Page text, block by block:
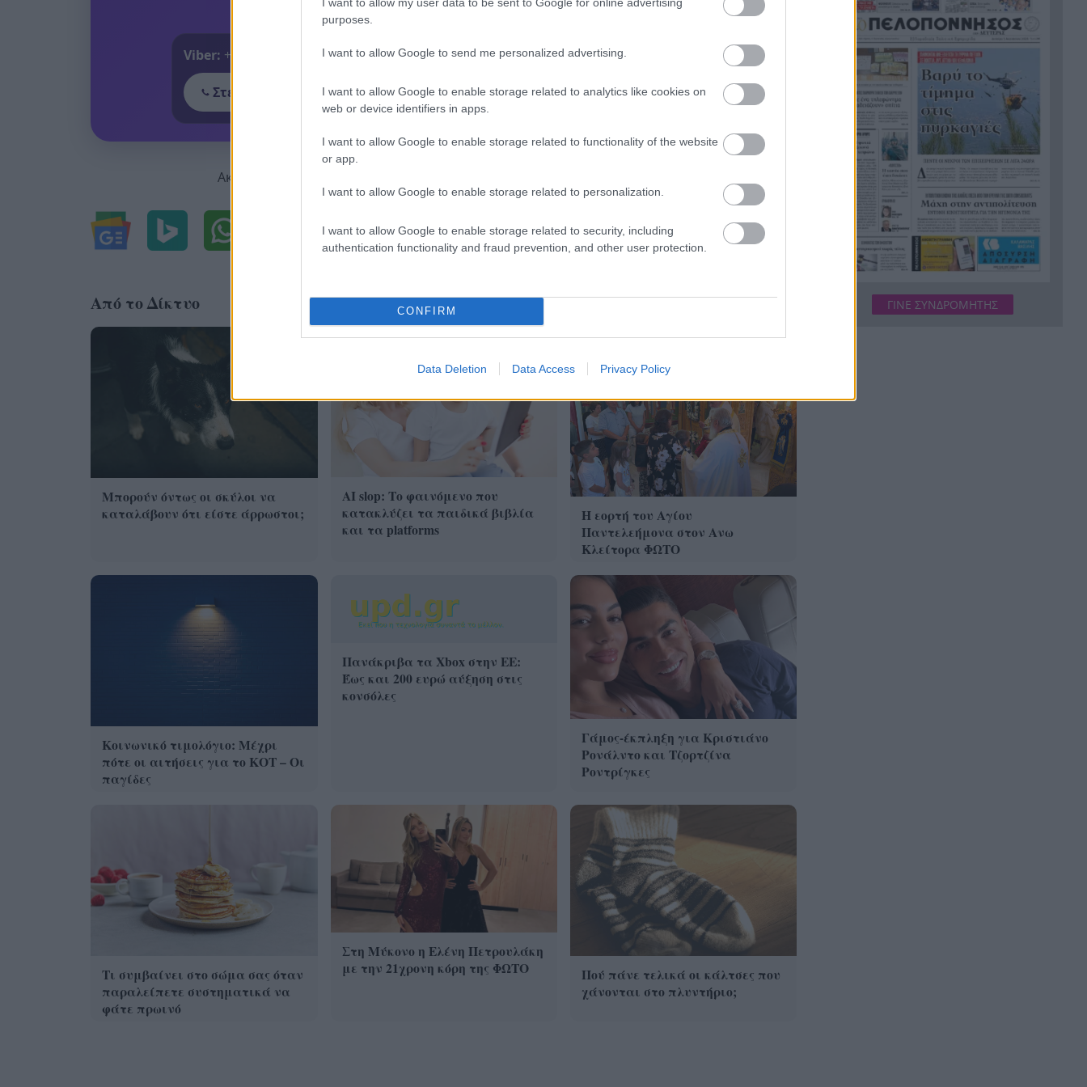
purposes.
I want to allow Google to send me personalized advertising.
I want to allow Google to enable storage related to analytics like cookies on
web or device identifiers in apps.
I want to allow Google to enable storage related to functionality of the website
or app.
I want to allow Google to enable storage related to personalization.
I want to allow Google to enable storage related to security, including
authentication functionality and fraud prevention, and other user protection.
CONFIRM
Data Deletion Data Access Privacy Policy
Viber: +306909196125
Στείλε μήνυμα στο Viber
Ακολουθήστε μας για όλες τις
Από το Δίκτυο
Μπορούν όντως οι σκύλοι να
καταλάβουν ότι είστε άρρωστοι;
AI slop: Το φαινόμενο που
κατακλύζει τα παιδικά βιβλία
και τα platforms
Η εορτή του Αγίου
Παντελεήμονα στον Ανω
Κλείτορα ΦΩΤΟ
Κοινωνικό τιμολόγιο: Μέχρι
πότε οι αιτήσεις για το ΚΟΤ – Οι
παγίδες
Πανάκριβα τα Xbox στην ΕΕ:
Έως και 200 ευρώ αύξηση στις
κονσόλες
Γάμος-έκπληξη για Κριστιάνο
Ρονάλντο και Τζορτζίνα
Ροντρίγκες
Τι συμβαίνει στο σώμα σας όταν
παραλείπετε συστηματικά να
φάτε πρωινό
Στη Μύκονο η Ελένη Πετρουλάκη
με την 21χρονη κόρη της ΦΩΤΟ
Πού πάνε τελικά οι κάλτσες που
χάνονται στο πλυντήριο;
ίσως δεν έβλεπαν οι δύο
χειριστές πριν από τη
σύγκρουση
Πόρτο Γερμενό: Ελέγχουν ένα
προς ένα τα καμένα σπίτια για
εγκαταλελειμμένα ζώα
16:20 «The Shards»: Το βιβλίο που
ακούστηκε πριν τυπωθεί και
τώρα γίνεται σειρά
Ψάθα: Στο 251 ΓΝΑ οι δύο
διασωθέντες από τη
σύγκρουση των ελικοπτέρων
Erickson κατεβαίνει σχεδόν
πάνω από πυροσβεστικό
ΓΙΝΕ ΣΥΝΔΡΟΜΗΤΗΣ